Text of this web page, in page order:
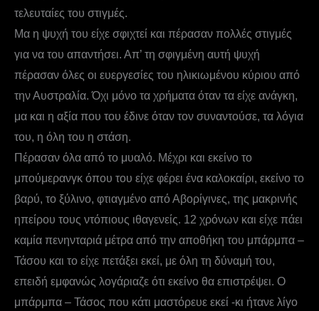
τελευταίες του στιγμές.
Μα η ψυχή του είχε σφιχτεί και πέρασαν πολλές στιγμές
για να του απαντήσει. Απ’ τη σφιγμένη αυτή ψυχή
πέρασαν όλες οι ευεργεσίες του ηλικιωμένου κύριου από
την Αυστραλία. Όχι μόνο τα χρήματα όταν τα είχε ανάγκη,
μα και η αξία που του έδινε όταν τον συναντούσε, τα λόγια
του, η όλη του η στάση.
Πέρασαν όλα από το μυαλό. Μέχρι και εκείνο το
μπούμερανγκ όπου του είχε φέρει ένα καλοκαίρι, εκείνο το
βαρύ, το ξύλινο, φτιαγμένο από Αβορίγινες, της μακρινής
ηπείρου τους ντόπιους ιθαγενείς. 12 χρόνων και είχε πάει
καμία πενηνταριά μέτρα από την αποθήκη του μπάρμπα –
Τάσου και το είχε πετάξει εκεί, με όλη τη δύναμή του,
επειδή εμφανώς λογάριαζε ότι εκείνο θα επιστρέψει. Ο
μπάρμπα – Τάσος που κάτι μαστόρευε εκεί -κι ήτανε λίγο